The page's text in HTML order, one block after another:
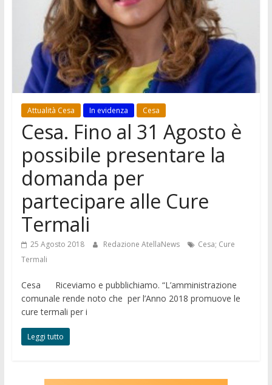
Attualità Cesa In evidenza Cesa
Cesa. Fino al 31 Agosto è
possibile presentare la
domanda per
partecipare alle Cure
Termali
25 Agosto 2018 Redazione AtellaNews
Cesa; Cure
Termali
Cesa Riceviamo e pubblichiamo. “L’amministrazione
comunale rende noto che per l’Anno 2018 promuove le
cure termali per i
Leggi tutto